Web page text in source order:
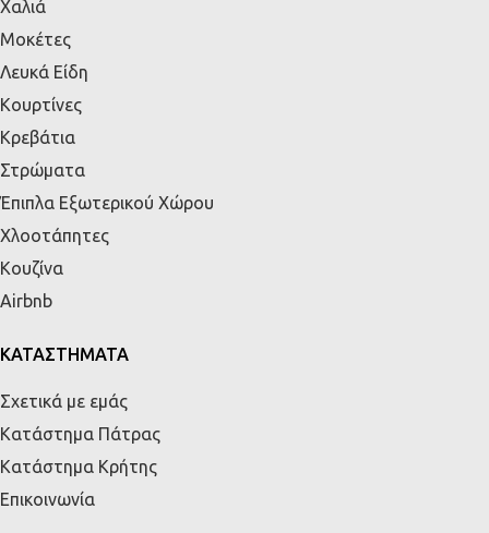
Χαλιά
Μοκέτες
Λευκά Είδη
Κουρτίνες
Κρεβάτια
Στρώματα
Έπιπλα Εξωτερικού Χώρου
Χλοοτάπητες
Κουζίνα
Airbnb
ΚΑΤΑΣΤΗΜΑΤΑ
Σχετικά με εμάς
Κατάστημα Πάτρας
Κατάστημα Κρήτης
Επικοινωνία